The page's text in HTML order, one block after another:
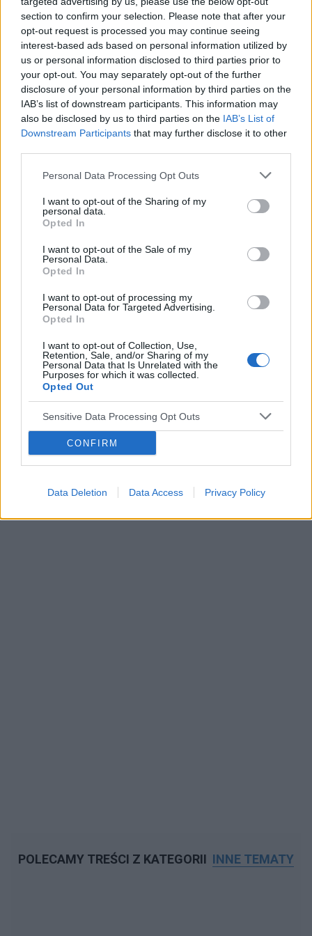
section to confirm your selection. Please note that after your
opt-out request is processed you may continue seeing
interest-based ads based on personal information utilized by
us or personal information disclosed to third parties prior to
your opt-out. You may separately opt-out of the further
disclosure of your personal information by third parties on the
IAB’s list of downstream participants. This information may
also be disclosed by us to third parties on the IAB’s List of
Downstream Participants that may further disclose it to other
Personal Data Processing Opt Outs
I want to opt-out of the Sharing of my
personal data.
Opted In
I want to opt-out of the Sale of my
Personal Data.
Opted In
I want to opt-out of processing my
Personal Data for Targeted Advertising.
Opted In
I want to opt-out of Collection, Use,
Retention, Sale, and/or Sharing of my
Personal Data that Is Unrelated with the
Purposes for which it was collected.
Opted Out
Sensitive Data Processing Opt Outs
CONFIRM
Data Deletion Data Access Privacy Policy
4. https://worldpiweek.org/our-2024-campaign/ (dostęp:
04.2024).
5. Wypowiedzi ekspertów w ramach wywiadów dotyczących
obchodów Światowego Tygodnia PNO: dr hab. n. med. Sylwia
Kołtan, prof. UMK, dr hab. n. med. Małgorzata Pac, prof. IP CZD,
dr n. med. Marcin Ziętkiewicz.
Materiał przygotowany w ramach obchodów Światowego
Tygodnia Pierwotnych Niedoborów Odporności (World Primary
Immunodeficiency Week), skierowany do szerokiej
publiczności, przygotowany i sponsorowany przez Takeda, C-
Dane osobowe Ekspertów i ich wypowiedzi zostały użyte za
Treści i materiały zawarte w tym serwisie mają charakter
edukacyjno-informacyjny. Wydawca i redakcja serwisu nie ponosi
odpowiedzialności za efekty ich zastosowania. Przed
bezwzględnie skonsultować się z lekarzem.
Reklama:
POLECAMY TREŚCI Z KATEGORII INNE TEMATY